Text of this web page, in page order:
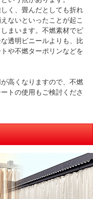
く、畳んだとしても折れ
ないといったことが起こ
まいます。不燃素材でビ
透明ビニールよりも、比
や不燃ターポリンなどを
高くなりますので、不燃
トの使用もご検討くださ